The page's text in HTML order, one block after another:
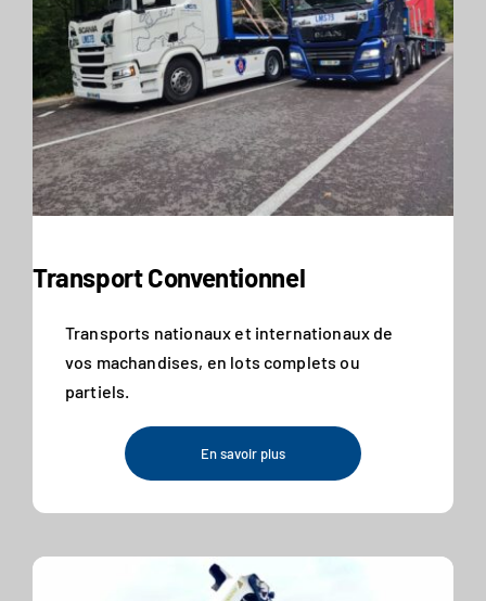
Transport Conventionnel
Transports nationaux et internationaux de
vos machandises, en lots complets ou
partiels.
En savoir plus